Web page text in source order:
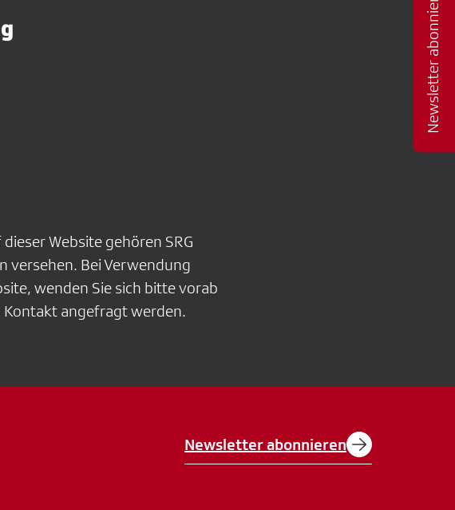
Website gehören SRG
versehen. Bei Verwendung
wenden Sie sich bitte vorab
angefragt werden.
Newsletter abonnieren
Newsletter abonnieren